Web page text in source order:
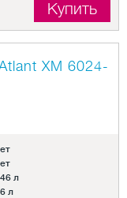
Купить
ХМ 6024-
л
л